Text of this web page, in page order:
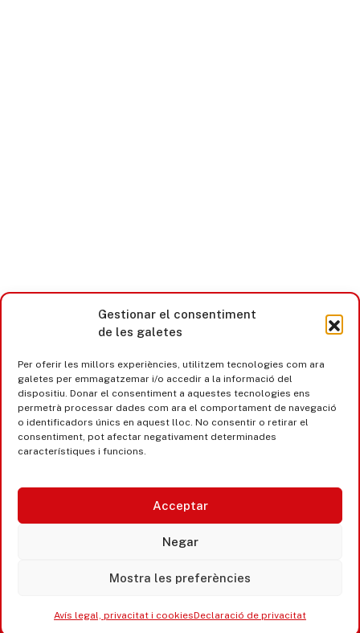
Gestionar el consentiment
de les galetes
Per oferir les millors experiències, utilitzem tecnologies com ara
galetes per emmagatzemar i/o accedir a la informació del
dispositiu. Donar el consentiment a aquestes tecnologies ens
permetrà processar dades com ara el comportament de navegació
o identificadors únics en aquest lloc. No consentir o retirar el
consentiment, pot afectar negativament determinades
característiques i funcions.
Acceptar
Negar
Mostra les preferències
Avís legal, privacitat i cookiesDeclaració de privacitat
Castell d’Aro · Platja d’Aro · S’Agaró
365 www.platjadaro